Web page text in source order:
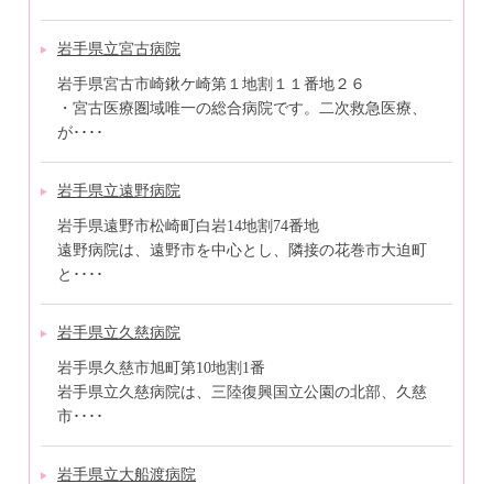
岩手県立宮古病院
岩手県宮古市崎鍬ケ崎第１地割１１番地２６
・宮古医療圏域唯一の総合病院です。二次救急医療、
が････
岩手県立遠野病院
岩手県遠野市松崎町白岩14地割74番地
遠野病院は、遠野市を中心とし、隣接の花巻市大迫町
と････
岩手県立久慈病院
岩手県久慈市旭町第10地割1番
岩手県立久慈病院は、三陸復興国立公園の北部、久慈
市････
岩手県立大船渡病院